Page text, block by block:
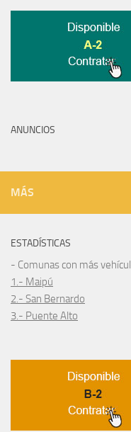
ANUNCIOS
MÁS
ESTADÍSTICAS
- Comunas con más
1.- Maipú
2.- San Bernardo
3.- Puente Alto